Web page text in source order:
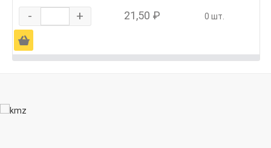
- + 21,50 ₽ 0 шт.
Ä